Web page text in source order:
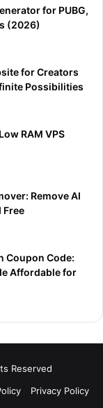
for PUBG,
(2026)
for Creators
Possibilities
RAM VPS
Remove AI
Free
Coupon Code:
Affordable for
Reserved
Privacy Policy